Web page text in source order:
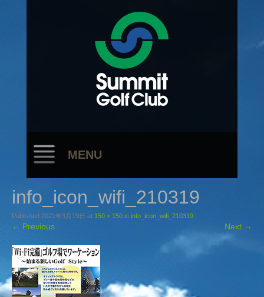
MENU
info_icon_wifi_210319
Published 2021年3月19日 at 150 × 150 in info_icon_wifi_210319
← Previous Next →